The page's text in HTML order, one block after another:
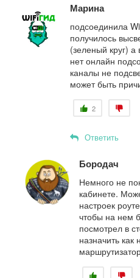
Марина
подсоединила
получилось
(зеленый круг)
нет онлайн
каналы не
может быть
2
Ответить
Бородач
Немного не
кабинете.
настроек
чтобы на нем
посмотрел в
назначить